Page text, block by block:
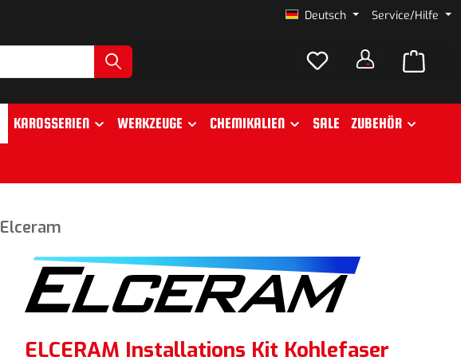
Deutsch Service/Hilfe
KAROSSERIEN WERKZEUGE CHEMIKALIEN SALE ZUBEHÖR
Elceram
ELCERAM Installations Kit Kohlefaser